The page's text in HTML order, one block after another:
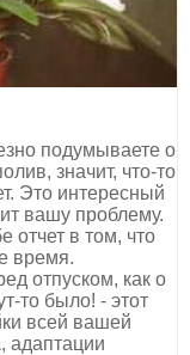
подумываете о
значит, что-то
Это интересный
вашу проблему.
отчет в том, что
время.
отпуском, как о
то было! - этот
всей вашей
адаптации